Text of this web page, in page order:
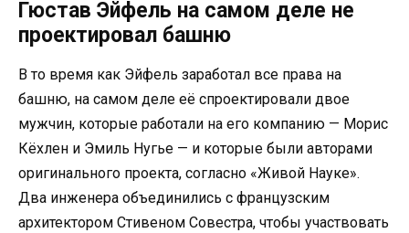
Гюстав Эйфель на самом деле не
проектировал башню
В то время как Эйфель заработал все права на
башню, на самом деле её спроектировали двое
мужчин, которые работали на его компанию — Морис
Кёхлен и Эмиль Нугье — и которые были авторами
оригинального проекта, согласно «Живой Науке».
Два инженера объединились с французским
архитектором Стивеном Совестра, чтобы участвовать